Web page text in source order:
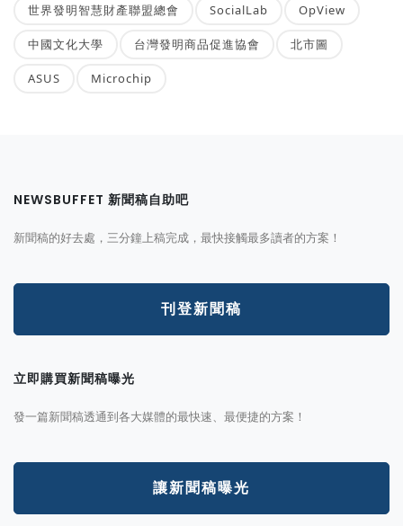
世界發明智慧財產聯盟總會 SocialLab OpView
中國文化大學 台灣發明商品促進協會 北市圖
ASUS Microchip
NEWSBUFFET 新聞稿自助吧
新聞稿的好去處，三分鐘上稿完成，最快接觸最多讀者的方案！
刊登新聞稿
立即購買新聞稿曝光
發一篇新聞稿透通到各大媒體的最快速、最便捷的方案！
讓新聞稿曝光